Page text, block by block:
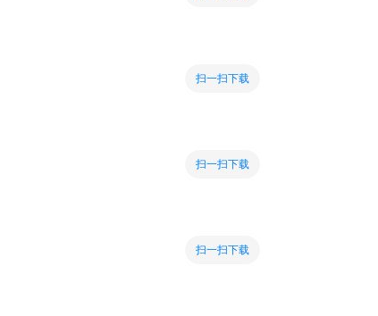
扫一扫下载
扫一扫下载
扫一扫下载